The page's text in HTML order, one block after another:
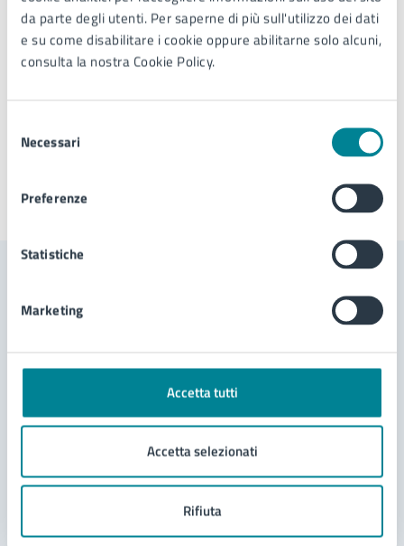
da parte degli utenti. Per saperne di più sull'utilizzo dei dati
e su come disabilitare i cookie oppure abilitarne solo alcuni,
consulta la nostra Cookie Policy.
delNecessari
Preferenze
Statistiche
Marketing
Accetta tutti
Accetta selezionati
Rifiuta
di Sotto
Insieme
Ultimo aggiornamento:
Domanda di patrocinio, di contributo e di utilizzo
degli spazi comunali
Richiesta di utilizzo occasionale di impianto
sportivo comunale
Richiesta di utilizzo continuativo di impianto
sportivo comunale